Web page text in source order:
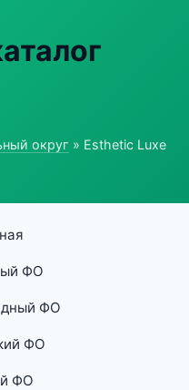
округ » Esthetic Luxe
ФО
ФО
ФО
ФО